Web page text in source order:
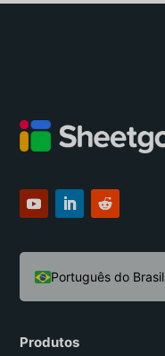
Português do Brasil
English
Español
Produtos